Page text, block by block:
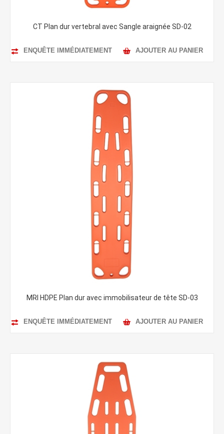
CT Plan dur vertebral avec Sangle araignée SD-02
ENQUÊTE IMMÉDIATEMENT AJOUTER AU PANIER
MRI HDPE Plan dur avec immobilisateur de tête SD-03
ENQUÊTE IMMÉDIATEMENT AJOUTER AU PANIER